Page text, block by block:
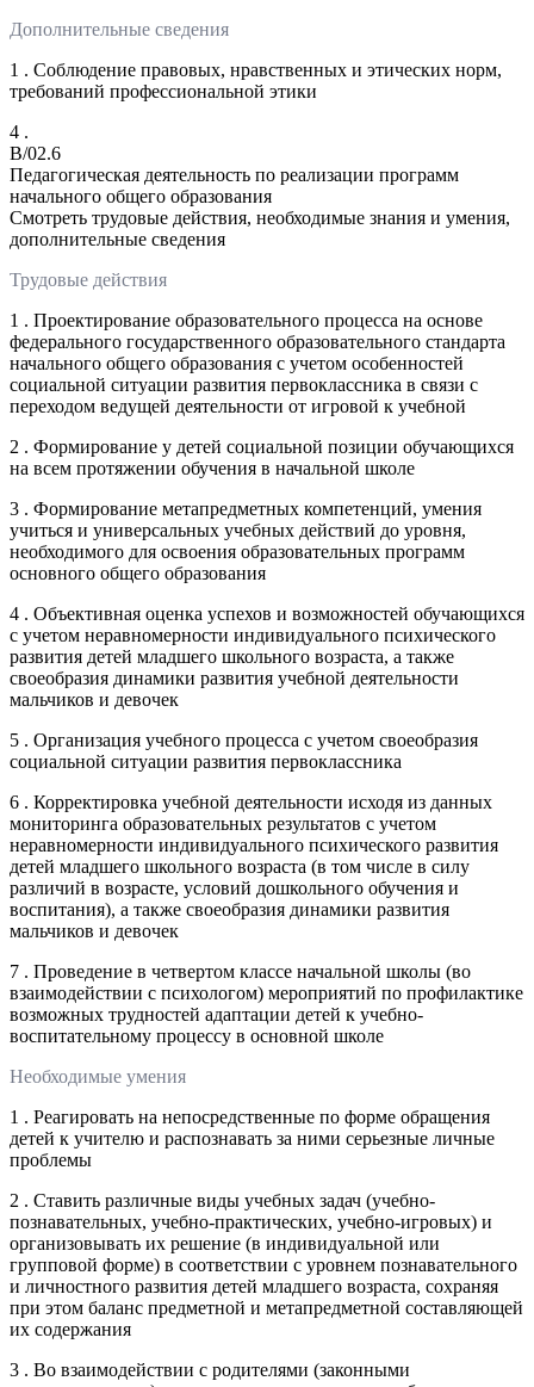
Дополнительные сведения
1 . Соблюдение правовых, нравственных и этических норм,
требований профессиональной этики
4 .
B/02.6
Педагогическая деятельность по реализации программ
начального общего образования
Смотреть трудовые действия, необходимые знания и умения,
дополнительные сведения
Трудовые действия
1 . Проектирование образовательного процесса на основе
федерального государственного образовательного стандарта
начального общего образования с учетом особенностей
социальной ситуации развития первоклассника в связи с
переходом ведущей деятельности от игровой к учебной
2 . Формирование у детей социальной позиции обучающихся
на всем протяжении обучения в начальной школе
3 . Формирование метапредметных компетенций, умения
учиться и универсальных учебных действий до уровня,
необходимого для освоения образовательных программ
основного общего образования
4 . Объективная оценка успехов и возможностей обучающихся
с учетом неравномерности индивидуального психического
развития детей младшего школьного возраста, а также
своеобразия динамики развития учебной деятельности
мальчиков и девочек
5 . Организация учебного процесса с учетом своеобразия
социальной ситуации развития первоклассника
6 . Корректировка учебной деятельности исходя из данных
мониторинга образовательных результатов с учетом
неравномерности индивидуального психического развития
детей младшего школьного возраста (в том числе в силу
различий в возрасте, условий дошкольного обучения и
воспитания), а также своеобразия динамики развития
мальчиков и девочек
7 . Проведение в четвертом классе начальной школы (во
взаимодействии с психологом) мероприятий по профилактике
возможных трудностей адаптации детей к учебно-
воспитательному процессу в основной школе
Необходимые умения
1 . Реагировать на непосредственные по форме обращения
детей к учителю и распознавать за ними серьезные личные
проблемы
2 . Ставить различные виды учебных задач (учебно-
познавательных, учебно-практических, учебно-игровых) и
организовывать их решение (в индивидуальной или
групповой форме) в соответствии с уровнем познавательного
и личностного развития детей младшего возраста, сохраняя
при этом баланс предметной и метапредметной составляющей
их содержания
3 . Во взаимодействии с родителями (законными